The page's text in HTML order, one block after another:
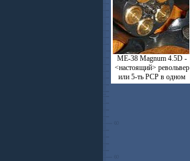
ME-38 Magnum 4.5D -
<настоящий> револьвер
или 5-ть РСР в одном